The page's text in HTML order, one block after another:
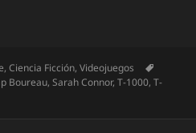
2D No Fate
,Ciencia Ficción,Videojuegos
Boureau,Sarah Connor,T-1000,T-
Terminator 2D No Fate